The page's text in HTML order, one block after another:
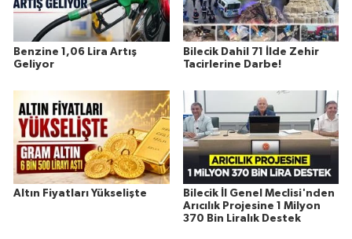
Benzine 1,06 Lira Artış
Geliyor
Bilecik Dahil 71 İlde Zehir
Tacirlerine Darbe!
Altın Fiyatları Yükselişte
Bilecik İl Genel Meclisi'nden
Arıcılık Projesine 1 Milyon
370 Bin Liralık Destek